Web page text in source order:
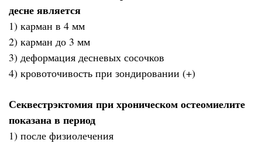
десне является
1) карман в 4 мм
2) карман до 3 мм
3) деформация десневых сосочков
4) кровоточивость при зондировании (+)
Секвестрэктомия при хроническом остеомиелите
показана в период
1) после физиолечения